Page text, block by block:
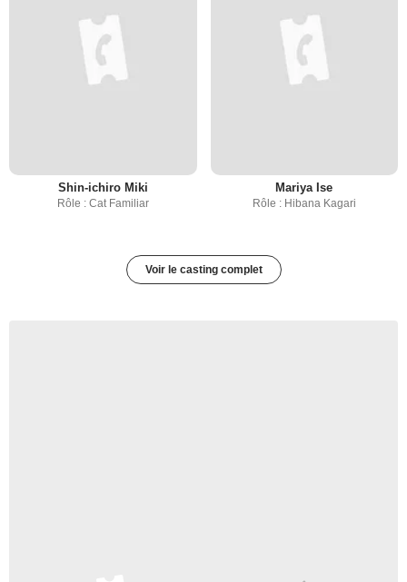
Shin-ichiro Miki
Rôle : Cat Familiar
Mariya Ise
Rôle : Hibana Kagari
Voir le casting complet